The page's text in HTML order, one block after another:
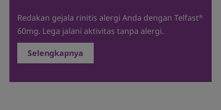
Redakan gejala rinitis alergi Anda dengan Telfast®
60mg. Lega jalani aktivitas tanpa alergi.
Selengkapnya